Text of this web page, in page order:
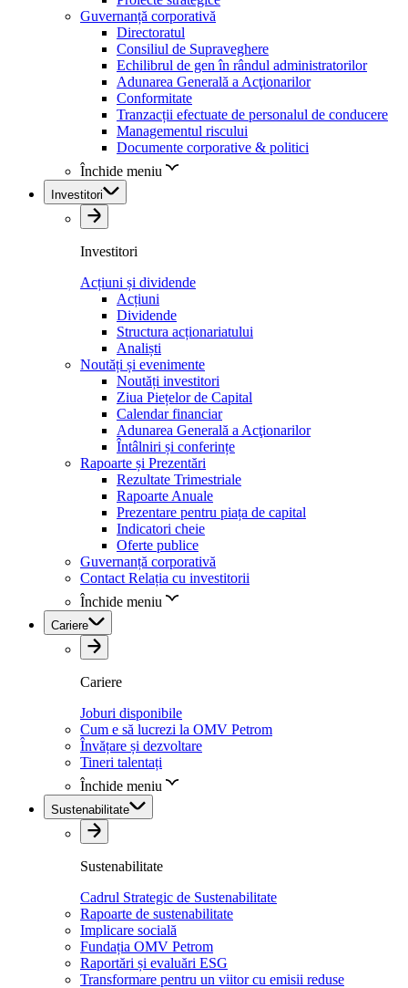
Guvernanță corporativă
Directoratul
Consiliul de Supraveghere
Echilibrul de gen în rândul administratorilor
Adunarea Generală a Acţionarilor
Conformitate
Tranzacții efectuate de personalul de conducere
Managementul riscului
Documente corporative & politici
Închide meniu
Investitori
Investitori
Acțiuni și dividende
Acțiuni
Dividende
Structura acționariatului
Analiști
Noutăți și evenimente
Noutăți investitori
Ziua Piețelor de Capital
Calendar financiar
Adunarea Generală a Acţionarilor
Întâlniri și conferințe
Rapoarte și Prezentări
Rezultate Trimestriale
Rapoarte Anuale
Prezentare pentru piața de capital
Indicatori cheie
Oferte publice
Guvernanță corporativă
Contact Relația cu investitorii
Închide meniu
Cariere
Cariere
Joburi disponibile
Cum e să lucrezi la OMV Petrom
Învățare și dezvoltare
Tineri talentați
Închide meniu
Sustenabilitate
Sustenabilitate
Cadrul Strategic de Sustenabilitate
Rapoarte de sustenabilitate
Implicare socială
Fundația OMV Petrom
Raportări și evaluări ESG
Transformare pentru un viitor cu emisii reduse